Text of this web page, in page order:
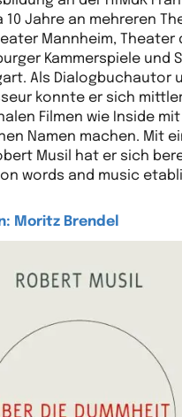
10 Jahre an mehreren
Mannheim, Theater
Kammerspiele und
Als Dialogbuchautor
konnte er sich
Filmen wie Inside mit
Namen machen. Mit
Musil hat er sich
words and music
Moritz Brendel